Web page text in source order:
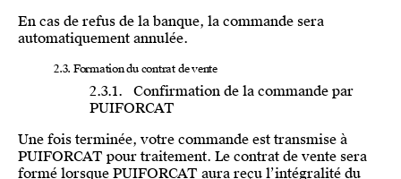
En cas de refus de la banque, la commande sera
automatiquement annulée.
2.3. Formation du contrat de vente
2.3.1. Confirmation de la commande par
PUIFORCAT
Une fois terminée, votre commande est transmise à
PUIFORCAT pour traitement. Le contrat de vente sera
formé lorsque PUIFORCAT aura reçu l’intégralité du